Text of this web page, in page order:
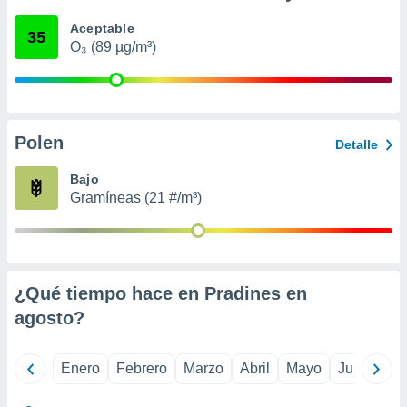
u
en
en
un
o acceder
35 Aceptable
O₃ (89 µg/m³)
Polen Detalle
Bajo
Gramíneas (21 #/m³)
¿Qué tiempo hace en Pradines en
agosto?
Enero Febrero Marzo Abril Mayo Junio